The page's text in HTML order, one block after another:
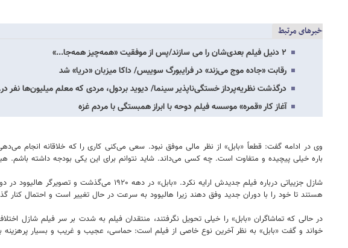
خبرهای مرتبط
۲ دنیل فیلم بعدی‌شان را می سازند/پس از موفقیت «همه‌چیز همه‌جا...»
رقابت «جاده موج می‌زند» در فرایبورگ سوییس/ داکا میزبان «دریا» شد
درگذشت نظریه‌پرداز خستگی‌ناپذیر سینما/ دیوید بردول، مردی که معلم میلیون‌ها نفر
آغاز کار «قمره» موسسه فیلم دوحه با ابراز همبستگی با مردم غزه
وی در ادامه گفت: قطعاً «بابل» از نظر مالی موفق نبود. سعی می‌کنی کاری را که خلاقانه انجام
باره خیلی پیچیده و متفاوت است. چه کسی می‌داند. شاید نتوانم برای این یکی بودجه داشته باشم.
شازل جزییاتی درباره فیلم جدیدش ارایه
هستند تا خود را با دوران جدید وفق دهند زیرا هالیوود به سرعت در حال تغییر است و احتمال کنار
در حالی که تماشاگران «بابل» را خیلی تحویل نگرفتند، منتقدان فیلم به شدت بر سر فیلم شازل
خواند و گفت «بابل» به نظر آخرین نوع خاصی از فیلم است: حماسی، عجیب و غریب و بسیار پرهزینه